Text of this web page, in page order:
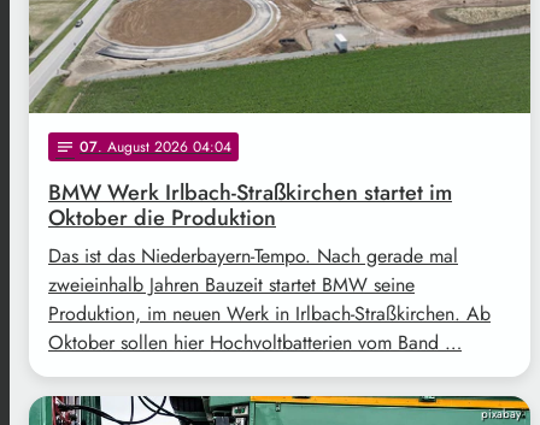
notes 07. August 2026 04:04
BMW Werk Irlbach-Straßkirchen startet im
Oktober die Produktion
Das ist das Niederbayern-Tempo. Nach gerade mal
zweieinhalb Jahren Bauzeit startet BMW seine
Produktion, im neuen Werk in Irlbach-Straßkirchen. Ab
Oktober sollen hier Hochvoltbatterien vom Band …
pixabay